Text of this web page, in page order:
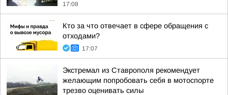
17:08
Кто за что отвечает в сфере обращения с
отходами?
17:07
Экстремал из Ставрополя рекомендует
желающим попробовать себя в мотоспорте
трезво оценивать силы